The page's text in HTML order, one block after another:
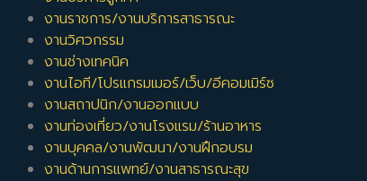
งานราชการ/งานบริการสาธารณะ
งานวิศวกรรม
งานช่างเทคนิค
งานไอที/โปรแกรมเมอร์/เว็บ/อีคอมเมิร์ซ
งานสถาปนิก/งานออกแบบ
งานท่องเที่ยว/งานโรงแรม/ร้านอาหาร
งานบุคคล/งานพัฒนา/งานฝึกอบรม
งานด้านการแพทย์/งานสาธารณะสุข